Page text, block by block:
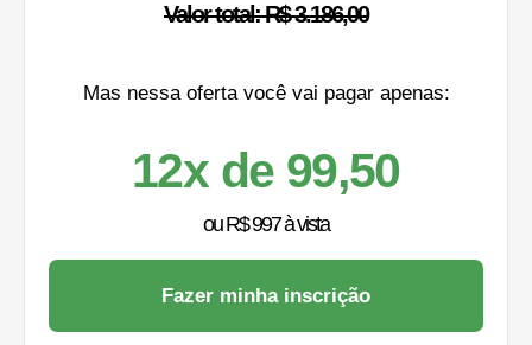
Valor total: R$ 3.186,00
Mas nessa oferta você vai pagar apenas:
12x de 99,50
ou R$ 997 à vista
Fazer minha inscrição